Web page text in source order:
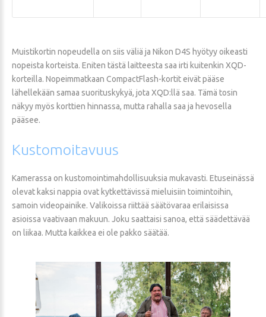
Muistikortin nopeudella on siis väliä ja Nikon D4S hyötyy oikeasti
nopeista korteista. Eniten tästä laitteesta saa irti kuitenkin XQD-
korteilla. Nopeimmatkaan CompactFlash-kortit eivät pääse
lähellekään samaa suorituskykyä, jota XQD:llä saa. Tämä tosin
näkyy myös korttien hinnassa, mutta rahalla saa ja hevosella
pääsee.
Kustomoitavuus
Kamerassa on kustomointimahdollisuuksia mukavasti. Etuseinässä
olevat kaksi nappia ovat kytkettävissä mieluisiin toimintoihin,
samoin videopainike. Valikoissa riittää säätövaraa erilaisissa
asioissa vaativaan makuun. Joku saattaisi sanoa, että säädettävää
on liikaa. Mutta kaikkea ei ole pakko säätää.